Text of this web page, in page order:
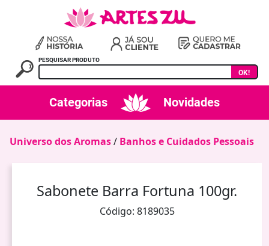
PESQUISAR PRODUTO
OK!
Categorias Novidades
Universo dos Aromas/ Banhos e Cuidados Pessoais
Sabonete Barra Fortuna 100gr.
Código: 8189035